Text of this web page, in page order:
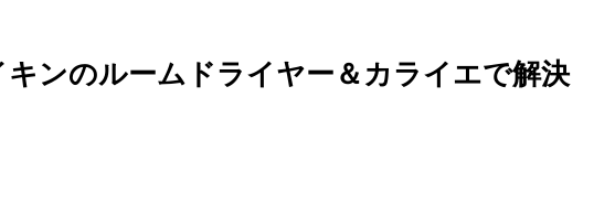
ンのルームドライヤー＆カライエで解決